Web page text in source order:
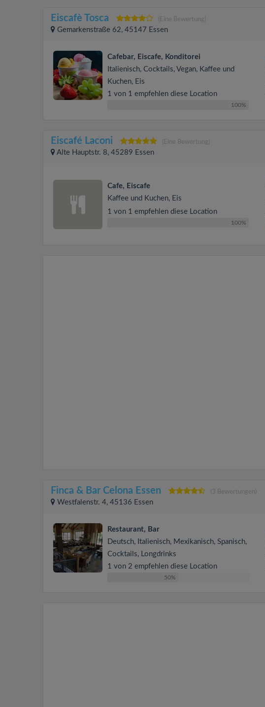
Eiscafè Tosca (Eine Bewertung)
Gemarkenstraße 62, 45147 Essen
Cafebar, Eiscafe, Konditorei
Italienisch, Cocktails, Vegan, Kaffee und
Kuchen, Eis
1 von 1 empfehlen diese Location
100%
Eiscafé Laconi (Eine Bewertung)
Alte Hauptstr. 8, 45289 Essen
Cafe, Eiscafe
Kaffee und Kuchen, Eis
1 von 1 empfehlen diese Location
100%
Finca & Bar Celona Essen (3 Bewertungen)
Westfalenstr. 4, 45136 Essen
Restaurant, Bar
Deutsch, Italienisch, Mexikanisch, Spanisch,
Cocktails, Longdrinks
1 von 2 empfehlen diese Location
50%